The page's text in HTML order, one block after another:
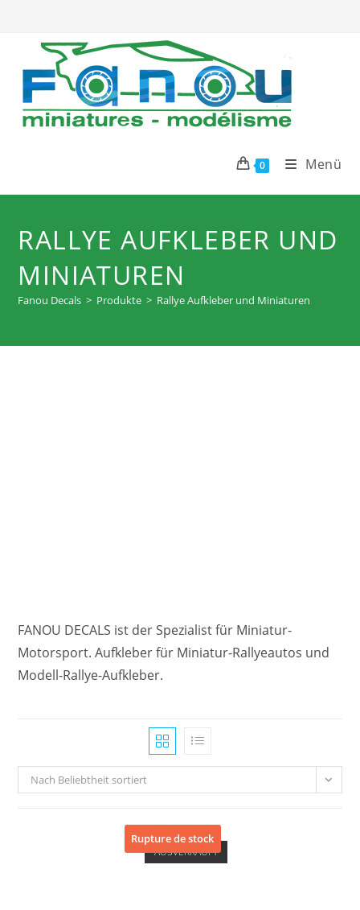
springen
0 Menü
RALLYE AUFKLEBER UND
MINIATUREN
Fanou Decals > Produkte > Rallye Aufkleber und Miniaturen
FANOU DECALS ist der Spezialist für Miniatur-
Motorsport. Aufkleber für Miniatur-Rallyeautos und
Modell-Rallye-Aufkleber.
Nach Beliebtheit sortiert
Rupture de stock
AUSVERKAUFT